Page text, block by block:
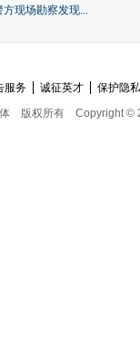
现场勘察发现...
服务 诚征英才
保护隐
版权所有 Copyright ©